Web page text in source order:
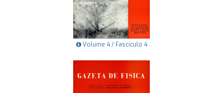
Volume 4 / Fascículo 4